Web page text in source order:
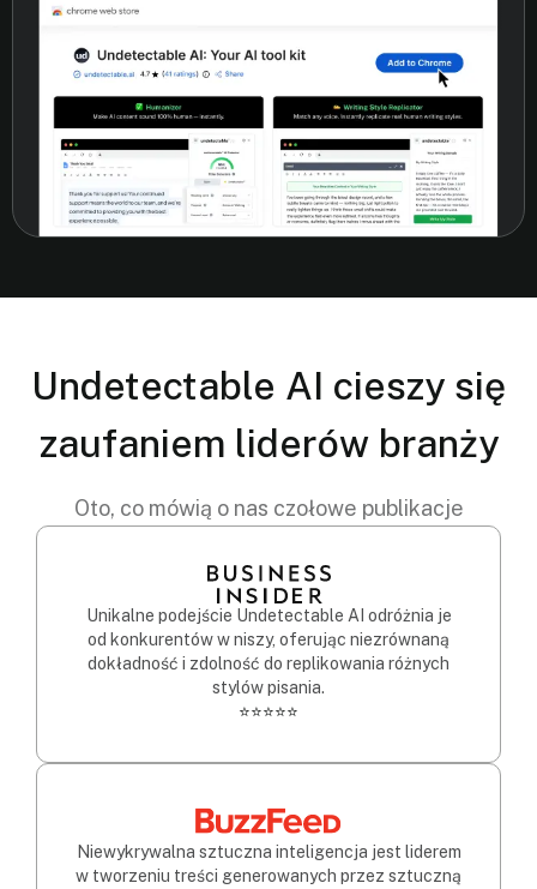
Undetectable AI cieszy się
zaufaniem liderów branży
Oto, co mówią o nas czołowe publikacje
Unikalne podejście Undetectable AI odróżnia je
od konkurentów w niszy, oferując niezrównaną
dokładność i zdolność do replikowania różnych
stylów pisania.
⭐⭐⭐⭐⭐
Niewykrywalna sztuczna inteligencja jest liderem
w tworzeniu treści generowanych przez sztuczną